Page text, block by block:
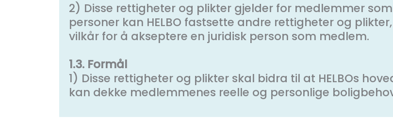
2) Disse rettigheter og plikter gjelder for medlemmer
personer kan HELBO fastsette andre rettigheter og
vilkår for å akseptere en juridisk person som medlem.
1.3. Formål
1) Disse rettigheter og plikter skal bidra til at HELBOs
kan dekke medlemmenes reelle og personlige